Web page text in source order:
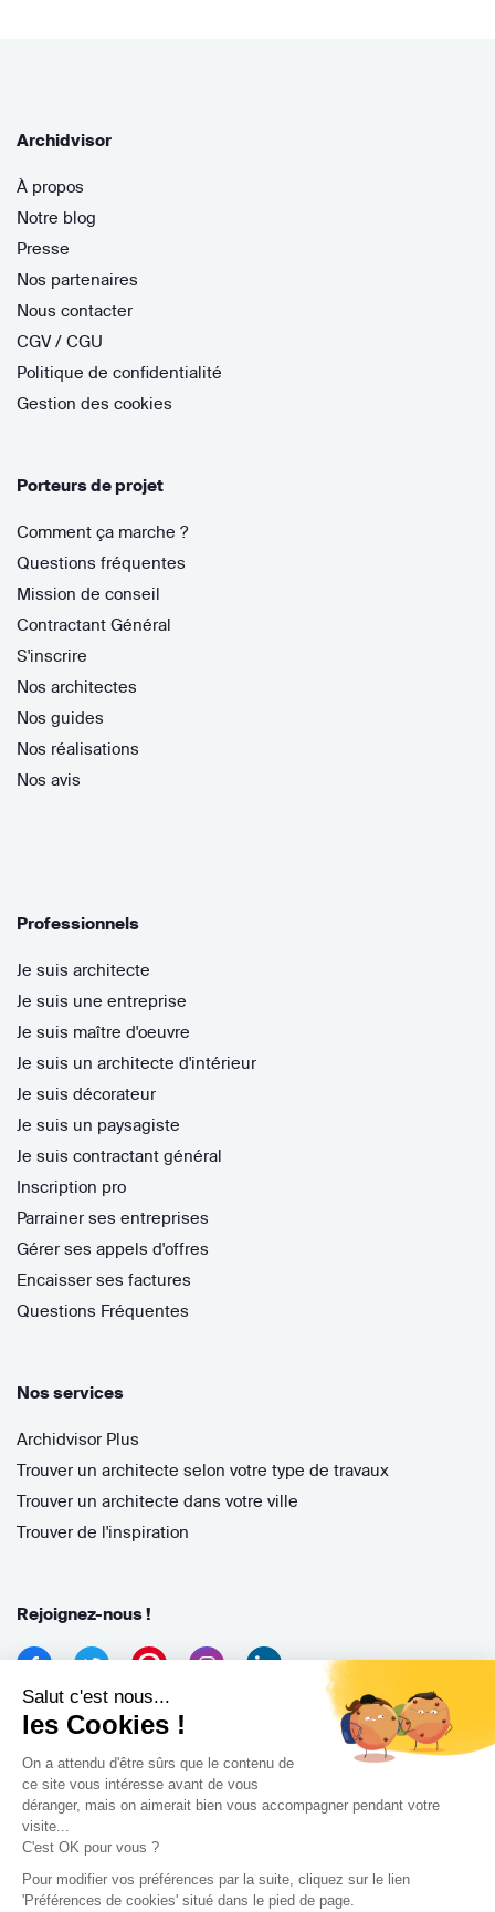
Salut c'est nous...
les Cookies !
On a attendu d'être sûrs que le contenu de
ce site vous intéresse avant de vous
déranger, mais on aimerait bien vous accompagner pendant votre
visite...
C'est OK pour vous ?
Pour modifier vos préférences par la suite, cliquez sur le lien
'Préférences de cookies' situé dans le pied de page.
Archidvisor
À propos
Notre blog
Presse
Nos partenaires
Nous contacter
CGV / CGU
Politique de confidentialité
Gestion des cookies
Porteurs de projet
Comment ça marche ?
Questions fréquentes
Mission de conseil
Contractant Général
S'inscrire
Nos architectes
Nos guides
Nos réalisations
Nos avis
Professionnels
Je suis architecte
Je suis une entreprise
Je suis maître d'oeuvre
Je suis un architecte d'intérieur
Je suis décorateur
Je suis un paysagiste
Je suis contractant général
Inscription pro
Parrainer ses entreprises
Gérer ses appels d'offres
Encaisser ses factures
Questions Fréquentes
Nos services
Archidvisor Plus
Trouver un architecte selon votre type de travaux
Trouver un architecte dans votre ville
Trouver de l'inspiration
Rejoignez-nous !
Archidvisor
13 Rue des Cordeliers, 33000 Bordeaux, France
Copyright 2021